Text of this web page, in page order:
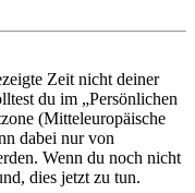
Zeit nicht deiner
du im „Persönlichen
(Mitteleuropäische
dabei nur von
Wenn du noch nicht
dies jetzt zu tun.